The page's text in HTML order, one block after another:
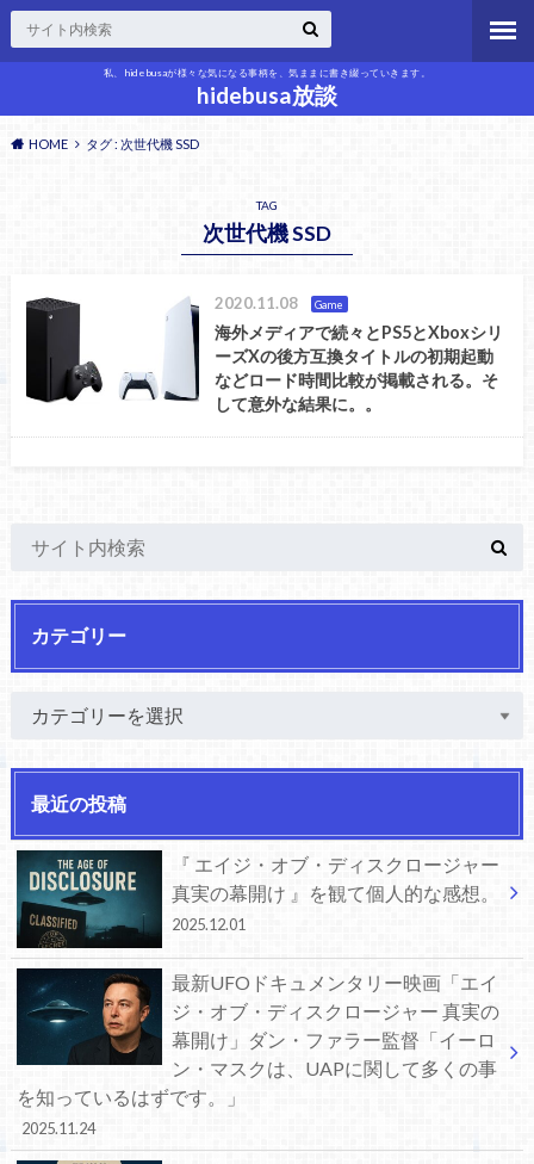
私、hidebusaが様々な気になる事柄を、気ままに書き綴っていきます。
hidebusa放談
HOME タグ : 次世代機 SSD
TAG
次世代機 SSD
2020.11.08 Game
海外メディアで続々とPS5とXboxシリ
ーズXの後方互換タイトルの初期起動
などロード時間比較が掲載される。そ
して意外な結果に。。
カテゴリー
最近の投稿
『 エイジ・オブ・ディスクロージャー
真実の幕開け 』を観て個人的な感想。
2025.12.01
最新UFOドキュメンタリー映画「エイ
ジ・オブ・ディスクロージャー 真実の
幕開け」ダン・ファラー監督「イーロ
ン・マスクは、UAPに関して多くの事
を知っているはずです。」
2025.11.24